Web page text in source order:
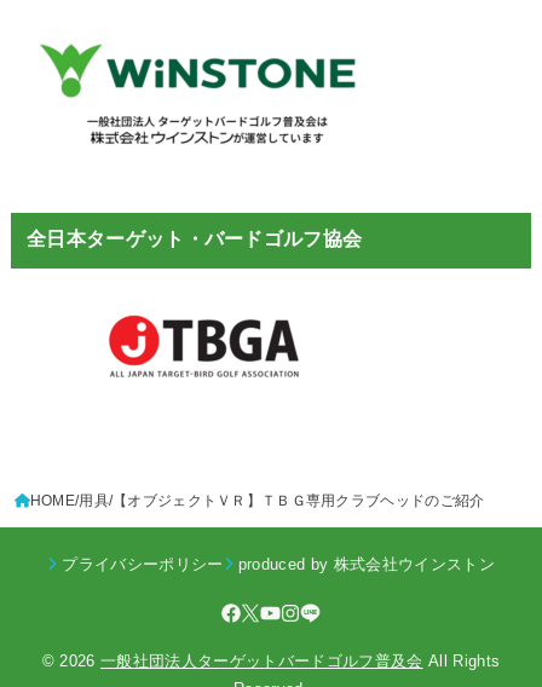
全日本ターゲット・バードゴルフ協会
HOME 用具 【オブジェクトＶＲ】ＴＢＧ専用クラブヘッドのご紹介
プライバシーポリシー produced by 株式会社ウインストン
© 2026一般社団法人ターゲットバードゴルフ普及会 All Rights